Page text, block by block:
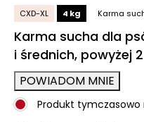
CXD-XL 4 kg Karma
Karma sucha dla
i średnich, powyżej
POWIADOM MNIE
Produkt